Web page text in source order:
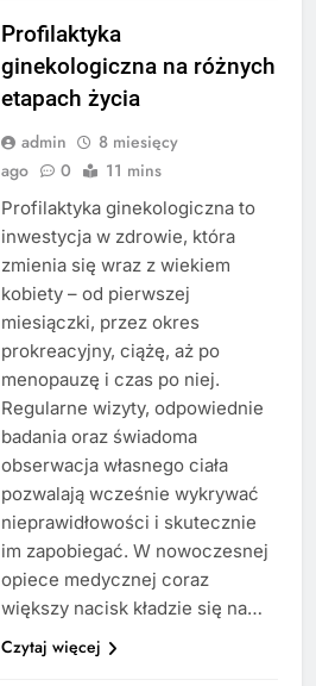
Profilaktyka
ginekologiczna na różnych
etapach życia
admin
8 miesięcy
ago
0 11 mins
Profilaktyka ginekologiczna to
inwestycja w zdrowie, która
zmienia się wraz z wiekiem
kobiety – od pierwszej
miesiączki, przez okres
prokreacyjny, ciążę, aż po
menopauzę i czas po niej.
Regularne wizyty, odpowiednie
badania oraz świadoma
obserwacja własnego ciała
pozwalają wcześnie wykrywać
nieprawidłowości i skutecznie
im zapobiegać. W nowoczesnej
opiece medycznej coraz
większy nacisk kładzie się na…
Czytaj więcej